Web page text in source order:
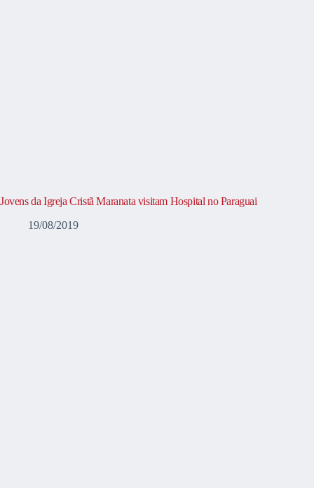
Jovens da Igreja Cristã Maranata visitam Hospital no Paraguai
19/08/2019